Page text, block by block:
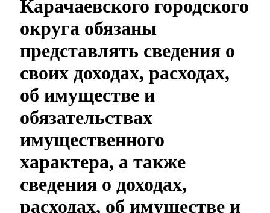
Карачаевского городского
округа обязаны
представлять сведения о
своих доходах, расходах,
об имуществе и
обязательствах
имущественного
характера, а также
сведения о доходах,
расходах, об имуществе и